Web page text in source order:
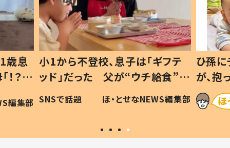
歳息
？」
編集部
小1から不登校、息子は「ギフテ
ッド」だった 父が“ウチ給食”を
作り続ける理由とは #令和の親
#令和の子
SNSで話題 ほ・とせなNEWS編集部
ひ孫
が、
「涙が
い」